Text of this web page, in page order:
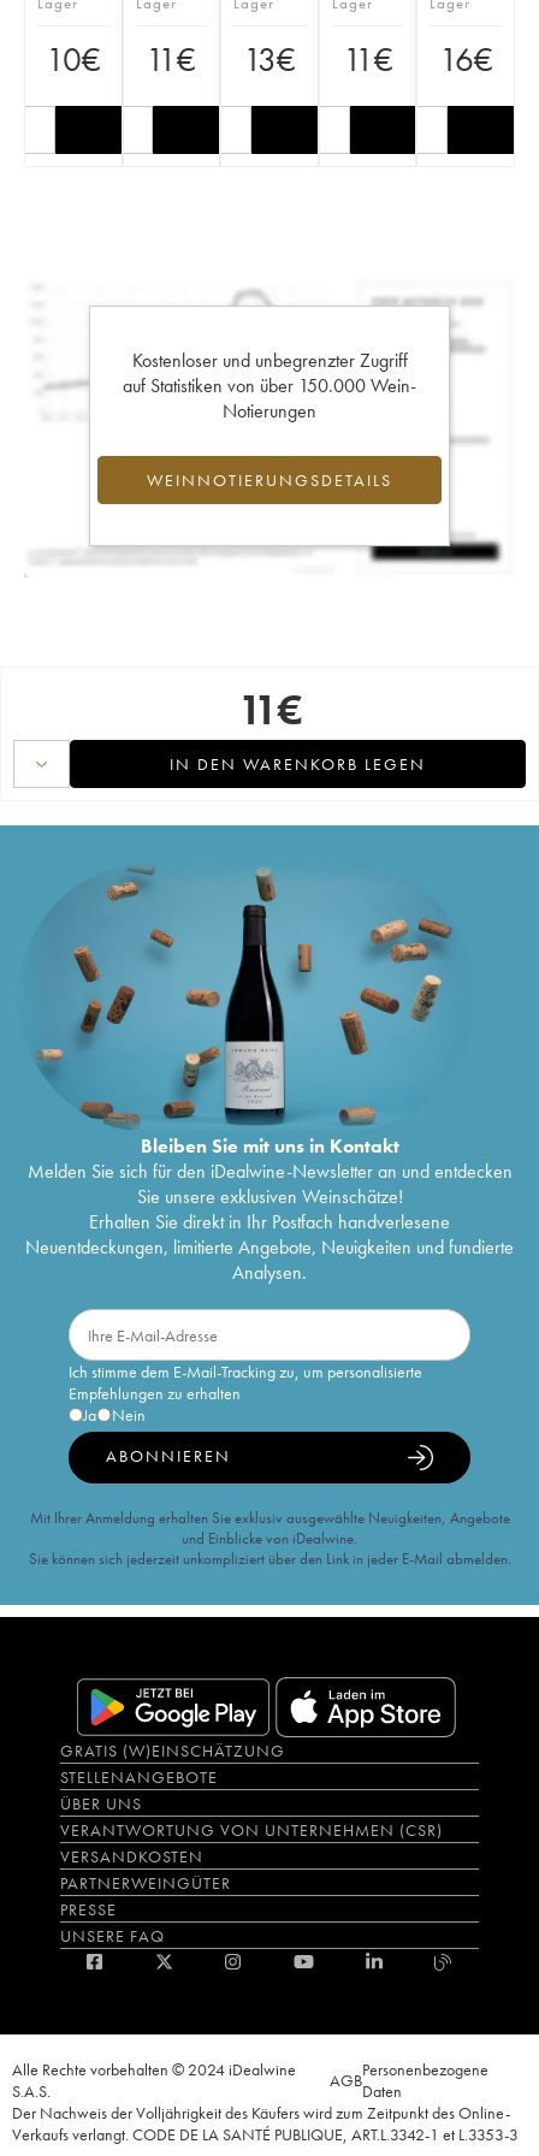
10€ 11€ 13€ 11€ 16€
Kostenloser und unbegrenzter Zugriff
auf Statistiken von über 150.000 Wein-
Notierungen
WEINNOTIERUNGSDETAILS
11€
IN DEN WARENKORB LEGEN
Bleiben Sie mit uns in Kontakt
Melden Sie sich für den iDealwine-Newsletter an und entdecken
Sie unsere exklusiven Weinschätze!
Erhalten Sie direkt in Ihr Postfach handverlesene
Neuentdeckungen, limitierte Angebote, Neuigkeiten und fundierte
Analysen.
Ich stimme dem E-Mail-Tracking zu, um personalisierte
Empfehlungen zu erhalten
Ja
Nein
ABONNIEREN
Mit Ihrer Anmeldung erhalten Sie exklusiv ausgewählte Neuigkeiten, Angebote
und Einblicke von iDealwine.
Sie können sich jederzeit unkompliziert über den Link in jeder E-Mail abmelden.
GRATIS (W)EINSCHÄTZUNG
STELLENANGEBOTE
ÜBER UNS
VERANTWORTUNG VON UNTERNEHMEN (CSR)
VERSANDKOSTEN
PARTNERWEINGÜTER
PRESSE
UNSERE FAQ
Alle Rechte vorbehalten © 2024 iDealwine
S.A.S.
AGBPersonenbezogene
Daten
Der Nachweis der Volljährigkeit des Käufers wird zum Zeitpunkt des Online-
Verkaufs verlangt. CODE DE LA SANTÉ PUBLIQUE, ART.L.3342-1 et L.3353-3